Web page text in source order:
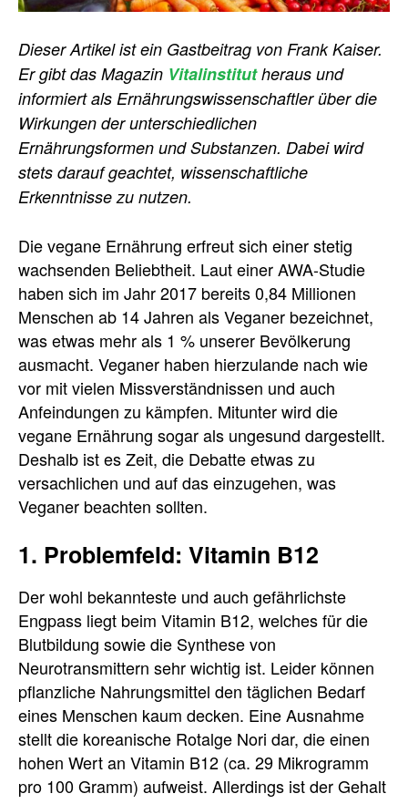
Dieser Artikel ist ein Gastbeitrag von Frank Kaiser.
Er gibt das Magazin Vitalinstitutheraus und
informiert als Ernährungswissenschaftler über die
Wirkungen der unterschiedlichen
Ernährungsformen und Substanzen. Dabei wird
stets darauf geachtet, wissenschaftliche
Erkenntnisse zu nutzen.
Die vegane Ernährung erfreut sich einer stetig
wachsenden Beliebtheit. Laut einer AWA-Studie
haben sich im Jahr 2017 bereits 0,84 Millionen
Menschen ab 14 Jahren als Veganer bezeichnet,
was etwas mehr als 1 % unserer Bevölkerung
ausmacht. Veganer haben hierzulande nach wie
vor mit vielen Missverständnissen und auch
Anfeindungen zu kämpfen. Mitunter wird die
vegane Ernährung sogar als ungesund dargestellt.
Deshalb ist es Zeit, die Debatte etwas zu
versachlichen und auf das einzugehen, was
Veganer beachten sollten.
1. Problemfeld: Vitamin B12
Der wohl bekannteste und auch gefährlichste
Engpass liegt beim Vitamin B12, welches für die
Blutbildung sowie die Synthese von
Neurotransmittern sehr wichtig ist. Leider können
pflanzliche Nahrungsmittel den täglichen Bedarf
eines Menschen kaum decken. Eine Ausnahme
stellt die koreanische Rotalge Nori dar, die einen
hohen Wert an Vitamin B12 (ca. 29 Mikrogramm
pro 100 Gramm) aufweist. Allerdings ist der Gehalt